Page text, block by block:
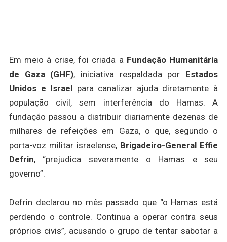
Em meio à crise, foi criada a Fundação Humanitária
de Gaza (GHF), iniciativa respaldada por Estados
Unidos e Israel para canalizar ajuda diretamente à
população civil, sem interferência do Hamas. A
fundação passou a distribuir diariamente dezenas de
milhares de refeições em Gaza, o que, segundo o
porta-voz militar israelense, Brigadeiro-General Effie
Defrin, “prejudica severamente o Hamas e seu
governo”.
Defrin declarou no mês passado que “o Hamas está
perdendo o controle. Continua a operar contra seus
próprios civis”, acusando o grupo de tentar sabotar a